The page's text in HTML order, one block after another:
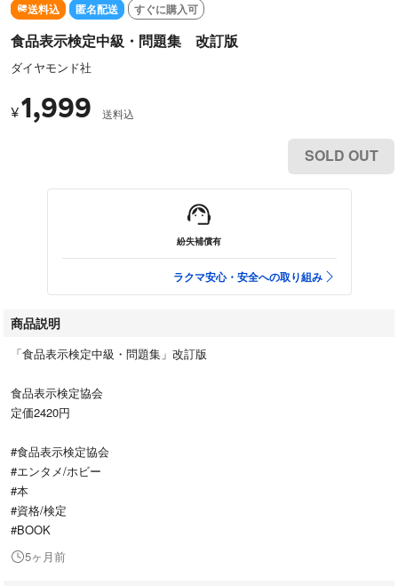
送料込 匿名配送 すぐに購入可
食品表示検定中級・問題集 改訂版
ダイヤモンド社
¥1,999 送料込
SOLD OUT
紛失補償有
ラクマ安心・安全への取り組み
商品説明
「食品表示検定中級・問題集」改訂版
食品表示検定協会
定価2420円
#食品表示検定協会
#エンタメ/ホビー
#本
#資格/検定
#BOOK
5ヶ月前